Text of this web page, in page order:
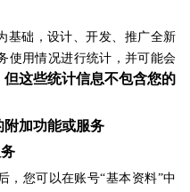
基础，设计、开发、推广全新
使用情况进行统计，并可能会
但这些统计信息不包含您的
附加功能或服务
，您可以在账号“基本资料”中